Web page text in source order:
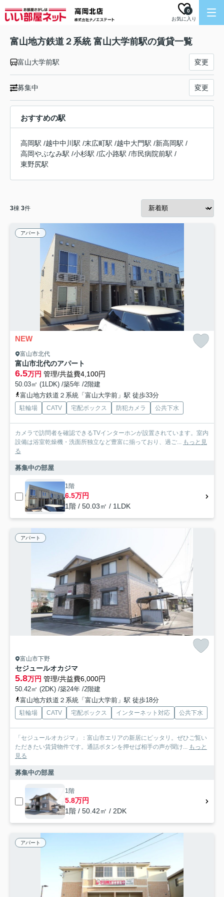
お気に入り
0
富山地方鉄道２系統 富山大学前駅の賃貸一覧
富山大学前駅 変更
募集中 変更
おすすめの駅
高岡駅 /越中中川駅 /末広町駅 /越中大門駅 /新高岡駅 /
高岡やぶなみ駅 /小杉駅 /広小路駅 /市民病院前駅 /
東野尻駅
3棟 3件
アパート
NEW
富山市北代
富山市北代のアパート
6.5万円 管理/共益費4,100円
50.03㎡ (1LDK) /築5年 /2階建
富山地方鉄道２系統「富山大学前」駅 徒歩33分
駐輪場 CATV 宅配ボックス 防犯カメラ 公共下水
カメラで訪問者を確認できるTVインターホンが設置されています。室内
設備は浴室乾燥機・洗面所独立など豊富に揃っており、過ご... もっと見
る
募集中の部屋
1階
6.5万円
1階 / 50.03㎡ / 1LDK
アパート
富山市下野
セジュールオカジマ
5.8万円 管理/共益費6,000円
50.42㎡ (2DK) /築24年 /2階建
富山地方鉄道２系統「富山大学前」駅 徒歩18分
駐輪場 CATV 宅配ボックス インターネット対応 公共下水
「セジュールオカジマ」：富山市エリアの新居にピッタリ。ぜひご覧い
ただきたい賃貸物件です。通話ボタンを押せば相手の声が聞け... もっと
見る
募集中の部屋
1階
5.8万円
1階 / 50.42㎡ / 2DK
アパート